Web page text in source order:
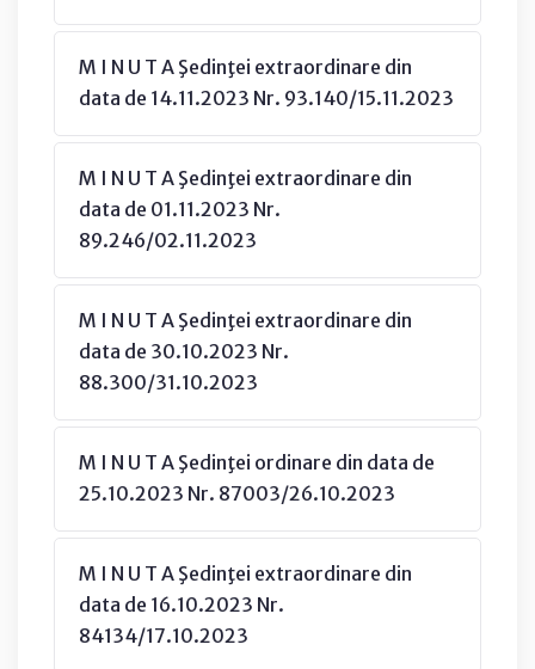
M I N U T A Şedinţei extraordinare din
data de 14.11.2023 Nr. 93.140/15.11.2023
M I N U T A Şedinţei extraordinare din
data de 01.11.2023 Nr.
89.246/02.11.2023
M I N U T A Şedinţei extraordinare din
data de 30.10.2023 Nr.
88.300/31.10.2023
M I N U T A Şedinţei ordinare din data de
25.10.2023 Nr. 87003/26.10.2023
M I N U T A Şedinţei extraordinare din
data de 16.10.2023 Nr.
84134/17.10.2023